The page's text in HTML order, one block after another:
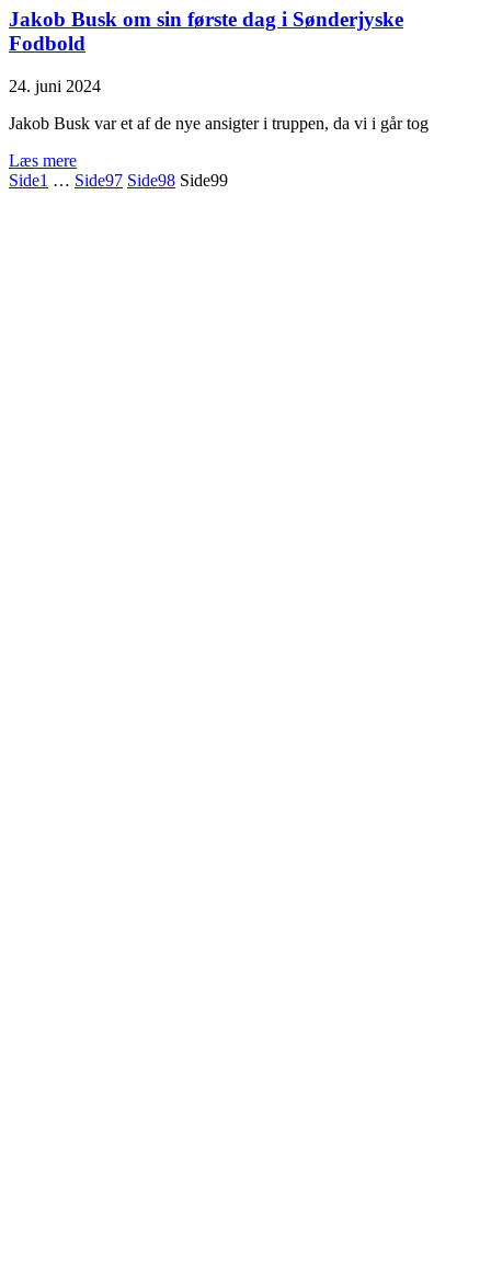
Jakob Busk om sin første dag i Sønderjyske
Fodbold
24. juni 2024
Jakob Busk var et af de nye ansigter i truppen, da vi i går tog
Læs mere
Side1 … Side97 Side98 Side99